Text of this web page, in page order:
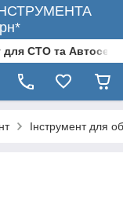
для СТО та
Інструмент для